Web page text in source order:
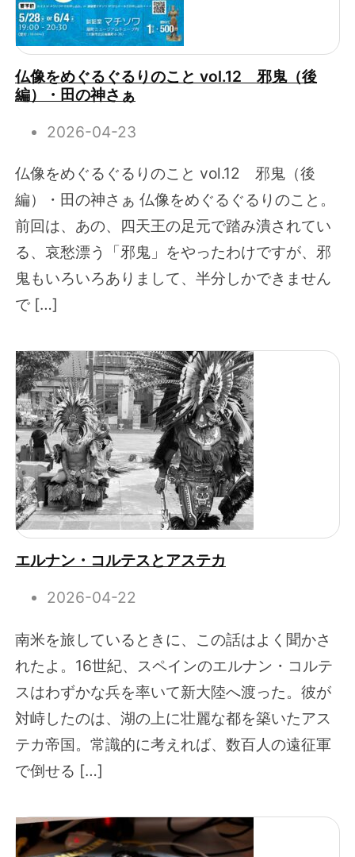
仏像をめぐるぐるりのこと vol.12 邪鬼（後
編）・田の神さぁ
2026-04-23
仏像をめぐるぐるりのこと vol.12 邪鬼（後
編）・田の神さぁ 仏像をめぐるぐるりのこと。
前回は、あの、四天王の足元で踏み潰されてい
る、哀愁漂う「邪鬼」をやったわけですが、邪
鬼もいろいろありまして、半分しかできません
で […]
エルナン・コルテスとアステカ
2026-04-22
南米を旅しているときに、この話はよく聞かさ
れたよ。16世紀、スペインのエルナン・コルテ
スはわずかな兵を率いて新大陸へ渡った。彼が
対峙したのは、湖の上に壮麗な都を築いたアス
テカ帝国。常識的に考えれば、数百人の遠征軍
で倒せる […]